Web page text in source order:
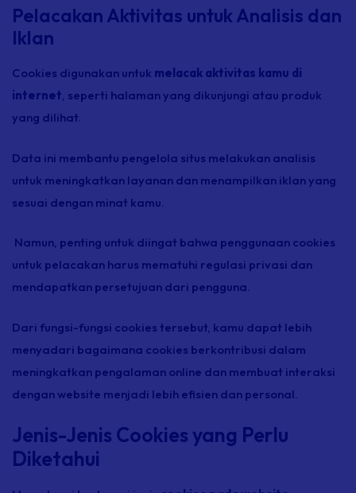
Pelacakan Aktivitas untuk Analisis dan
Iklan
Cookies digunakan untuk melacak aktivitas kamu di
internet, seperti halaman yang dikunjungi atau produk
yang dilihat.
Data ini membantu pengelola situs melakukan analisis
untuk meningkatkan layanan dan menampilkan iklan yang
sesuai dengan minat kamu.
Namun, penting untuk diingat bahwa penggunaan cookies
untuk pelacakan harus mematuhi regulasi privasi dan
mendapatkan persetujuan dari pengguna.
Dari fungsi-fungsi cookies tersebut, kamu dapat lebih
menyadari bagaimana cookies berkontribusi dalam
meningkatkan pengalaman online dan membuat interaksi
dengan website menjadi lebih efisien dan personal.
Jenis-Jenis Cookies yang Perlu
Diketahui